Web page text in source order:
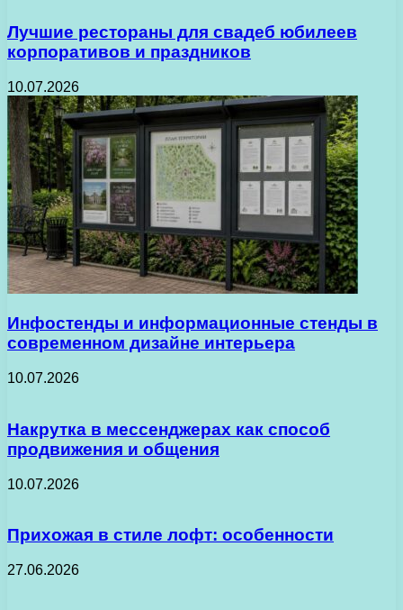
Лучшие рестораны для свадеб юбилеев
корпоративов и праздников
10.07.2026
Инфостенды и информационные стенды в
современном дизайне интерьера
10.07.2026
Накрутка в мессенджерах как способ
продвижения и общения
10.07.2026
Прихожая в стиле лофт: особенности
27.06.2026